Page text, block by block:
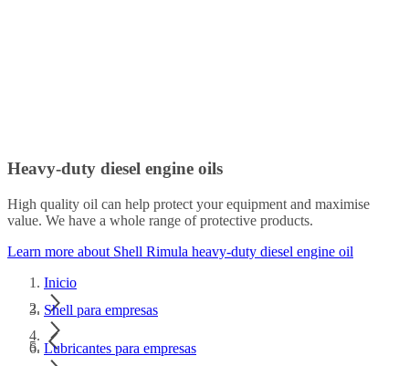
Heavy-duty diesel engine oils
High quality oil can help protect your equipment and maximise
value. We have a whole range of protective products.
Learn more about Shell Rimula heavy-duty diesel engine oil
Inicio
Shell para empresas
Lubricantes para empresas